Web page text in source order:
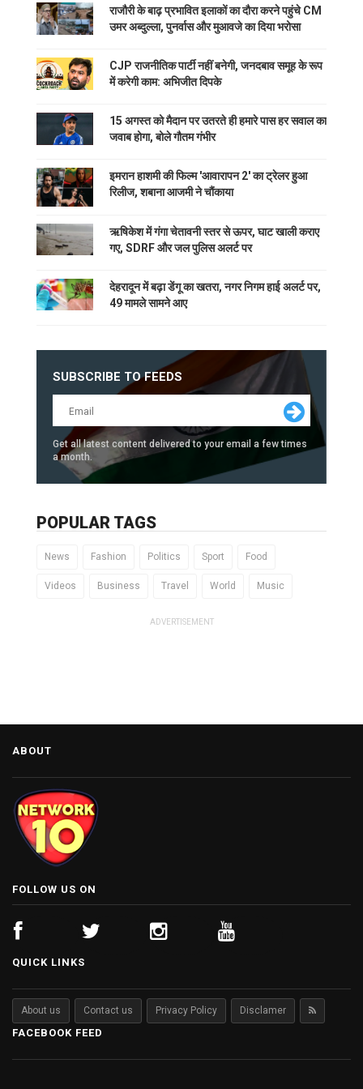
राजौरी के बाढ़ प्रभावित इलाकों का दौरा करने पहुंचे CM
उमर अब्दुल्ला, पुनर्वास और मुआवजे का दिया भरोसा
CJP राजनीतिक पार्टी नहीं बनेगी, जनदबाव समूह के रूप
में करेगी काम: अभिजीत दिपके
15 अगस्त को मैदान पर उतरते ही हमारे पास हर सवाल का
जवाब होगा, बोले गौतम गंभीर
इमरान हाशमी की फिल्म 'आवारापन 2' का ट्रेलर हुआ
रिलीज, शबाना आजमी ने चौंकाया
ऋषिकेश में गंगा चेतावनी स्तर से ऊपर, घाट खाली कराए
गए, SDRF और जल पुलिस अलर्ट पर
देहरादून में बढ़ा डेंगू का खतरा, नगर निगम हाई अलर्ट पर,
49 मामले सामने आए
SUBSCRIBE TO FEEDS
Get all latest content delivered to your email a few times
a month.
POPULAR TAGS
News Fashion Politics Sport Food
Videos Business Travel World Music
ADVERTISEMENT
ABOUT
FOLLOW US ON
QUICK LINKS
About us Contact us Privacy Policy Disclamer
FACEBOOK FEED